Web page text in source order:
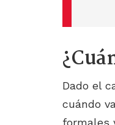
Dado el
cuándo
formales